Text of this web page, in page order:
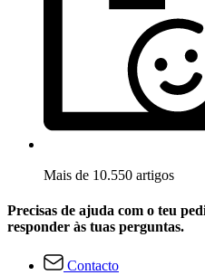
Mais de 10.550 artigos
Precisas de ajuda com o teu
responder às tuas perguntas.
Contacto